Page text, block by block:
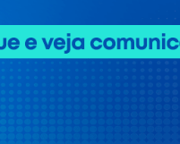
Equipamentos